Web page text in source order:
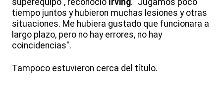
tiempo juntos y hubieron muchas lesiones y otras
situaciones. Me hubiera gustado que funcionara a
largo plazo, pero no hay errores, no hay
coincidencias".
Tampoco estuvieron cerca del título.